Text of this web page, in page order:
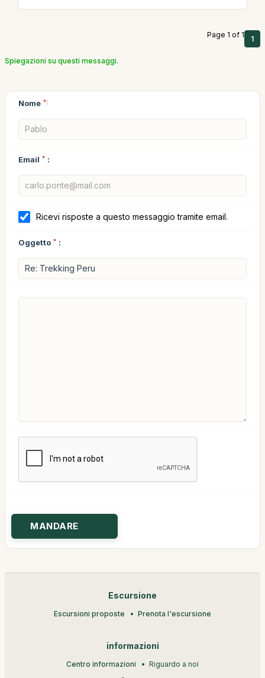
Page 1 of 1 1
Spiegazioni su questi messaggi.
Nome *:
Email * :
Ricevi risposte a questo messaggio tramite email.
Oggetto * :
Escursione
Escursioni proposte Prenota l'escursione
informazioni
Centro informazioni Riguardo a noi